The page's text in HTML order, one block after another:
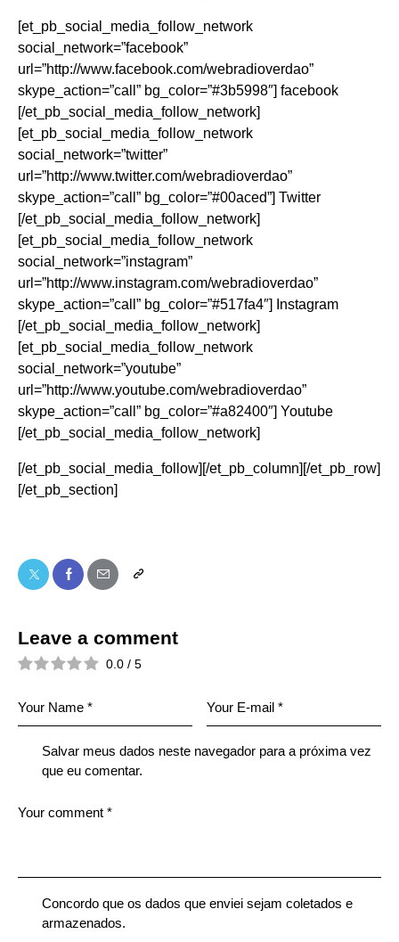
[et_pb_social_media_follow_network
social_network=”facebook”
url=”http://www.facebook.com/webradioverdao”
skype_action=”call” bg_color=”#3b5998″] facebook
[/et_pb_social_media_follow_network]
[et_pb_social_media_follow_network
social_network=”twitter”
url=”http://www.twitter.com/webradioverdao”
skype_action=”call” bg_color=”#00aced”] Twitter
[/et_pb_social_media_follow_network]
[et_pb_social_media_follow_network
social_network=”instagram”
url=”http://www.instagram.com/webradioverdao”
skype_action=”call” bg_color=”#517fa4″] Instagram
[/et_pb_social_media_follow_network]
[et_pb_social_media_follow_network
social_network=”youtube”
url=”http://www.youtube.com/webradioverdao”
skype_action=”call” bg_color=”#a82400″] Youtube
[/et_pb_social_media_follow_network]
[/et_pb_social_media_follow][/et_pb_column][/et_pb_row]
[/et_pb_section]
Leave a comment
0.0 / 5
Salvar meus dados neste navegador para a próxima vez
que eu comentar.
Concordo que os dados que enviei sejam coletados e
armazenados.